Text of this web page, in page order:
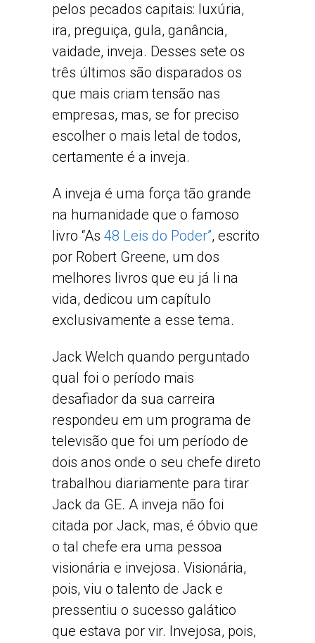
pelos pecados capitais: luxúria,
ira, preguiça, gula, ganância,
vaidade, inveja. Desses sete os
três últimos são disparados os
que mais criam tensão nas
empresas, mas, se for preciso
escolher o mais letal de todos,
certamente é a inveja.
A inveja é uma força tão grande
na humanidade que o famoso
livro “As 48 Leis do Poder”, escrito
por Robert Greene, um dos
melhores livros que eu já li na
vida, dedicou um capítulo
exclusivamente a esse tema.
Jack Welch quando perguntado
qual foi o período mais
desafiador da sua carreira
respondeu em um programa de
televisão que foi um período de
dois anos onde o seu chefe direto
trabalhou diariamente para tirar
Jack da GE. A inveja não foi
citada por Jack, mas, é óbvio que
o tal chefe era uma pessoa
visionária e invejosa. Visionária,
pois, viu o talento de Jack e
pressentiu o sucesso galático
que estava por vir. Invejosa, pois,